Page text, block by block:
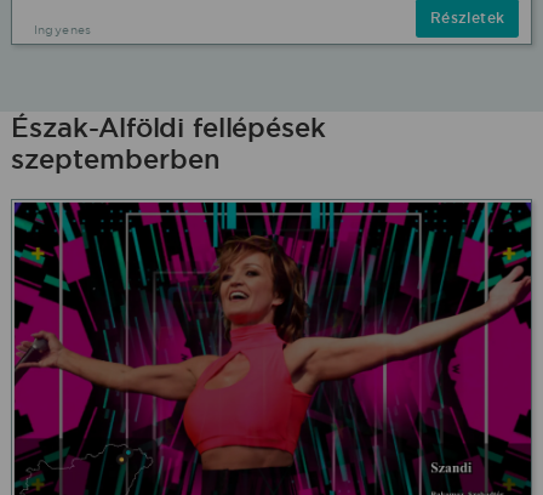
Ingyenes
Részletek
Észak-Alföldi fellépések
szeptemberben